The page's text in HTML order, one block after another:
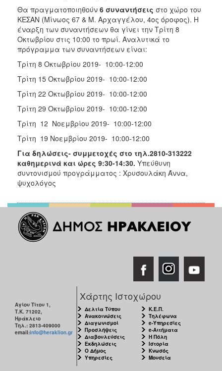
Θα πραγματοποιηθούν 6 συναντήσεις στο χώρο του
ΚΕΣΑΝ (Μίνωος 67 & Μ. Αρχαγγέλου, 4ος όροφος). Η
έναρξη των συναντήσεων θα γίνει την Τρίτη 8
Οκτωβρίου στις 10:00 το πρωί. Αναλυτικά το
πρόγραμμα των συναντήσεων είναι:
Τρίτη 8 Οκτωβρίου 2019- 10:00-12:00
Τρίτη 15 Οκτωβρίου 2019- 10:00-12:00
Τρίτη 22 Οκτωβρίου 2019- 10:00-12:00
Τρίτη 29 Οκτωβρίου 2019- 10:00-12:00
Τρίτη 12 Νοεμβρίου 2019- 10:00-12:00
Τρίτη 19 Νοεμβρίου 2019- 10:00-12:00
Για δηλώσεις- συμμετοχές στο τηλ.2810-313222
καθημερινά και ώρες 9:30-14:30. Υπεύθυνη
συντονισμού προγράμματος : Χρυσουλάκη Άννα,
ψυχολόγος
Αγίου Τίτου 1,
Τ.Κ. 71202,
Ηράκλειο
Τηλ.: 2813-409000
email:info@heraklion.gr
Χάρτης Ιστοχώρου
Δελτία Τύπου
Ανακοινώσεις
Διαγωνισμοί
Προσλήψεις
Διαβουλεύσεις
Εκδηλώσεις
Ο Δήμος
Υπηρεσίες
Κ.Ε.Π.
Τηλέφωνα
e-Υπηρεσίες
e-Αιτήματα
Η Πόλη
Ιστορία
Κνωσός
Μουσεία